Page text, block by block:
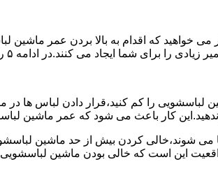
خواهید که اقدام به بالا بردن عمر
ادامه ۵ راه حل برای بالا بردن عمر ماشین لباسشویی را ذکر می کنیم.
لباسشویی را کم کنید،قرار دادن لباس
کردن بیش از حد ماشین
این است که خالی بودن ماشین